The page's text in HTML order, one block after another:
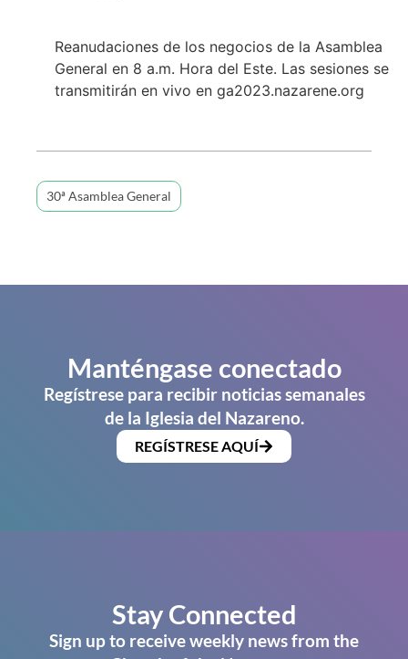
Reanudaciones de los negocios de la Asamblea
General en 8 a.m. Hora del Este. Las sesiones se
transmitirán en vivo en ga2023.nazarene.org
30ª Asamblea General
Manténgase conectado
Regístrese para recibir noticias semanales
de la Iglesia del Nazareno.
REGÍSTRESE AQUÍ
Stay Connected
Sign up to receive weekly news from the